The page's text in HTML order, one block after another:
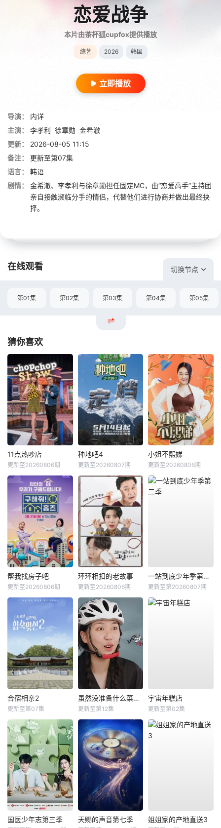
恋爱战争
本片由茶杯狐cupfox提供播放
综艺 2026 韩国
立即播放
导演：
内详
主演：
李孝利 徐章勋 金希澈
更新：
2026-08-05 11:15
备注：
更新至第07集
语言：
韩语
剧情：
金希澈、李孝利与徐章勋担任固定MC，由“恋爱高手”主持团
亲自接触濒临分手的情侣，代替他们进行协商并做出最终抉
择。
在线观看 切换节点
第01集 第02集 第03集 第04集 第05集
猜你喜欢
11点热吵店
更新至20260806期
种地吧4
更新至20260807期
小姐不熙娣
更新至20260806期
帮我找房子吧
更新至20260806期
环环相扣的老故事
更新至20260806期
一站到底少年季第二季
更新至第20260807期
合宿相亲2
更新至第07集
虽然没准备什么菜第四季
更新至第12集
宇宙年糕店
更新至第02集
国医少年志第三季 天赐的声音第七季 姐姐家的产地直送3